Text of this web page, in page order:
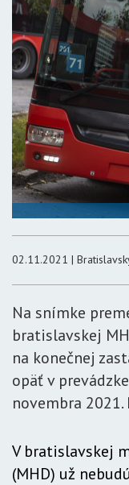
02.11.2021 |
Na snímke
bratislavskej
na konečnej
opäť v
novembra 2021.
V bratislavskej
(MHD) už